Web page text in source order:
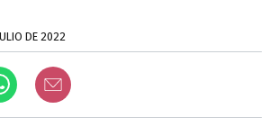
DE 2022